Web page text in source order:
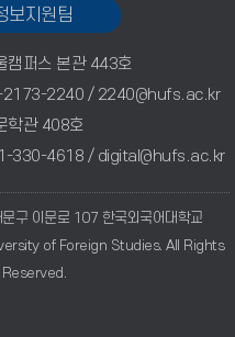
보지원팀
캠퍼스 본관 443호
2173-2240 / 2240@hufs.ac.kr
학관 408호
330-4618 / digital@hufs.ac.kr
구 이문로 107 한국외국어대학교
of Foreign Studies. All Rights
Reserved.